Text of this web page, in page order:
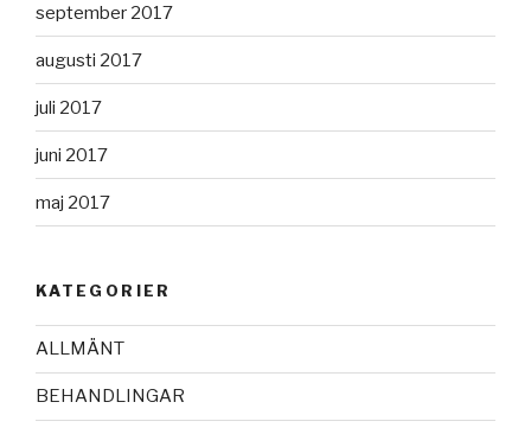
september 2017
augusti 2017
juli 2017
juni 2017
maj 2017
KATEGORIER
ALLMÄNT
BEHANDLINGAR